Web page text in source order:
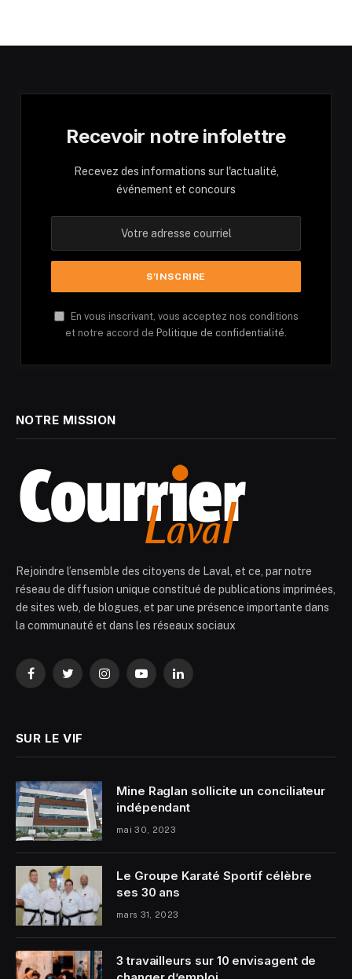
Recevoir notre infolettre
Recevez des informations sur l'actualité,
événement et concours
En vous inscrivant, vous acceptez nos conditions
et notre accord de Politique de confidentialité.
NOTRE MISSION
Rejoindre l’ensemble des citoyens de Laval, et ce, par notre
réseau de diffusion unique constitué de publications imprimées,
de sites web, de blogues, et par une présence importante dans
la communauté et dans les réseaux sociaux
FacebookTwitterInstagramYouTubeLinkedIn
SUR LE VIF
Mine Raglan sollicite un conciliateur
indépendant
mai 30, 2023
Le Groupe Karaté Sportif célèbre
ses 30 ans
mars 31, 2023
3 travailleurs sur 10 envisagent de